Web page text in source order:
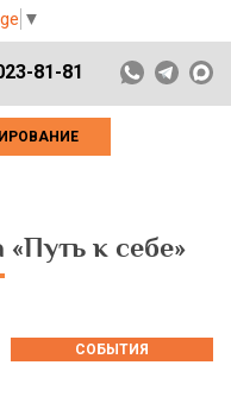
▼
81-81
к себе»
СОБЫТИЯ